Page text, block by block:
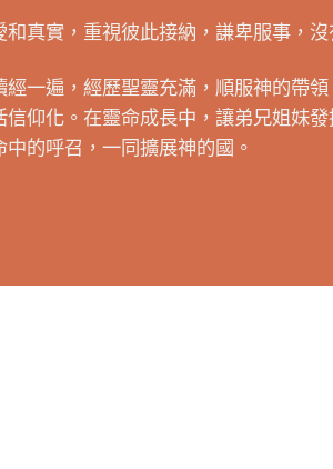
真實，重視彼此接納，謙卑服事，沒
一遍，經歷聖靈充滿，順服神的帶
仰化。在靈命成長中，讓弟兄姐妹
的呼召，一同擴展神的國。